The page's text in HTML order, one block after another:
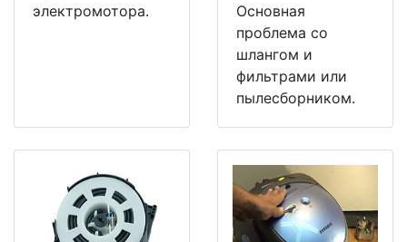
электромотора.
Основная
проблема со
шлангом и
фильтрами или
пылесборником.